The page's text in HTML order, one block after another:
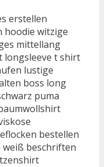
erstellen
hoodie witzige
mittellang
t shirt
lustige
boss long
puma
bestellen
beschriften